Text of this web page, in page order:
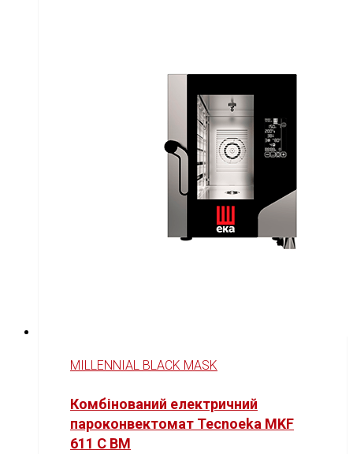
MILLENNIAL BLACK MASK
Комбінований електричний
пароконвектомат Tecnoeka MKF
611 С BM